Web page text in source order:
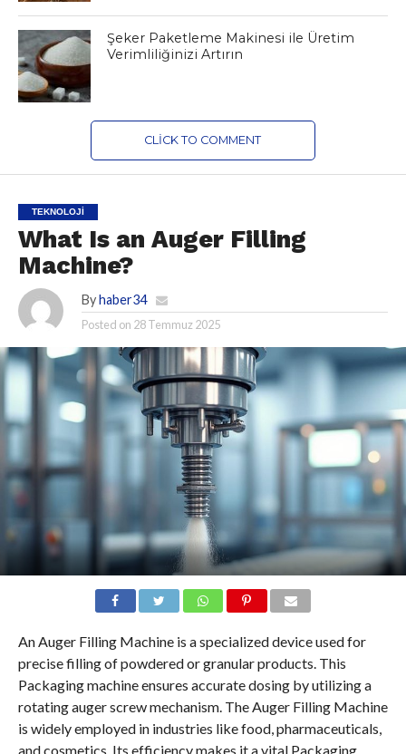
Şeker Paketleme Makinesi ile Üretim
Verimliliğinizi Artırın
CLICK TO COMMENT
TEKNOLOJI
What Is an Auger Filling
Machine?
By haber34
Posted on 28 Temmuz 2025
An Auger Filling Machine is a specialized device used for
precise filling of powdered or granular products. This
Packaging machine ensures accurate dosing by utilizing a
rotating auger screw mechanism. The Auger Filling Machine
is widely employed in industries like food, pharmaceuticals,
and cosmetics. Its efficiency makes it a vital Packaging